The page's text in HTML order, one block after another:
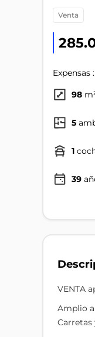
venta
Expensas
98
5
1
39
VENTA
Amplio
Carretas